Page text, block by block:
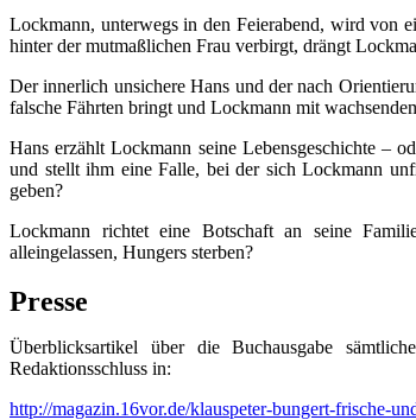
Lockmann, unterwegs in den Feierabend, wird von
hinter der mutmaßlichen Frau verbirgt, drängt
Der innerlich unsichere Hans und der nach
falsche Fährten bringt und Lockmann mit
Hans erzählt Lockmann seine Lebensgeschichte –
und stellt ihm eine Falle, bei der sich Lockmann
geben?
Lockmann richtet eine Botschaft an seine
alleingelassen, Hungers sterben?
Presse
Überblicksartikel über die Buchausgabe
Redaktionsschluss in:
http://magazin.16vor.de/klauspeter-bungert-frische-